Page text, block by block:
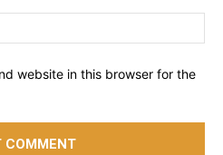
website in this browser for the